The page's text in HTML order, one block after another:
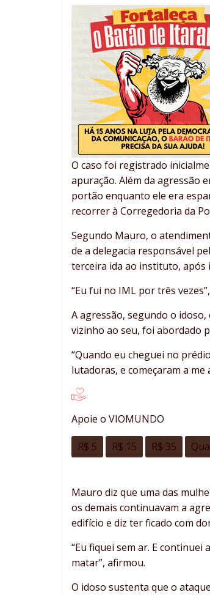
O caso foi registrado
apuração. Além da agressão
portão enquanto ele era
recorrer à Corregedoria da
Segundo Mauro, o
de a delegacia responsável
terceira ida ao instituto, após
“Eu fui no IML por três
A agressão, segundo o
vizinho ao seu, foi abordado
“Quando eu cheguei no
lutadoras, e começaram a
Apoie o VIOMUNDO
R$ 5 R$ 15 R$ 35
Mauro diz que uma das
os demais continuavam a
edifício e diz ter ficado com
“Eu fiquei sem ar. E
matar”, afirmou.
O idoso sustenta que o